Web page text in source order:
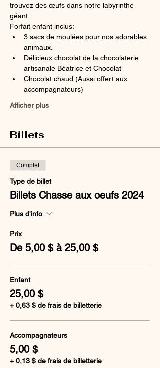
trouvez des œufs dans notre labyrinthe
géant.
Forfait enfant inclus:
3 sacs de moulées pour nos adorables
animaux.
Délicieux chocolat de la chocolaterie
artisanale Béatrice et Chocolat
Chocolat chaud (Aussi offert aux
accompagnateurs)
Afficher plus
Billets
Complet
Type de billet
Billets Chasse aux oeufs 2024
Plus d'info
Prix
De 5,00 $ à 25,00 $
Enfant
25,00 $
+ 0,63 $ de frais de billetterie
Accompagnateurs
5,00 $
+ 0,13 $ de frais de billetterie